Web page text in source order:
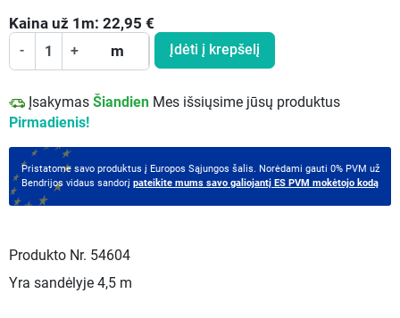
Kaina už 1 m: 22,95 €
- + m Įdėti į krepšelį
Įsakymas Šiandien Mes išsiųsime jūsų produktus
Pirmadienis!
Pristatome savo produktus į Europos Sąjungos šalis. Norėdami gauti 0% PVM už
Bendrijos vidaus sandorį pateikite mums savo galiojantį ES PVM mokėtojo kodą
Produkto Nr. 54604
Yra sandėlyje 4,5 m